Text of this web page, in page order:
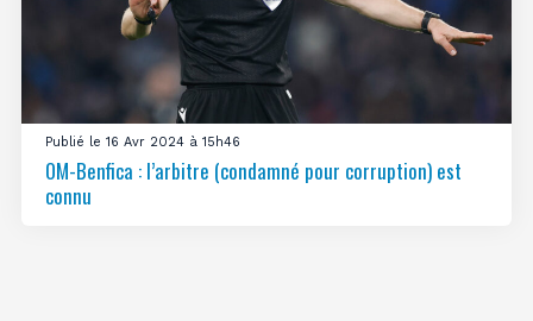
Publié le 16 Avr 2024 à 15h46
OM-Benfica : l’arbitre (condamné pour corruption) est
connu